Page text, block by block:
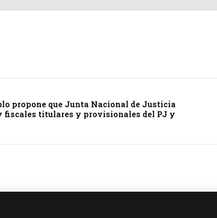
propone que Junta Nacional de Justicia
fiscales titulares y provisionales del PJ y